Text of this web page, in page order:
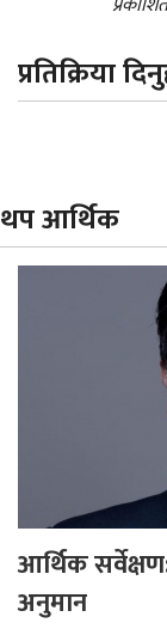
प्रतिक्रिया
थप आर्थिक
आर्थिक
अनुमान